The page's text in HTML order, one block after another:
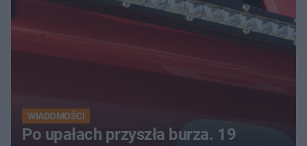
luksusowa auta
WIADOMOŚCI
Po upałach przyszła burza. 19